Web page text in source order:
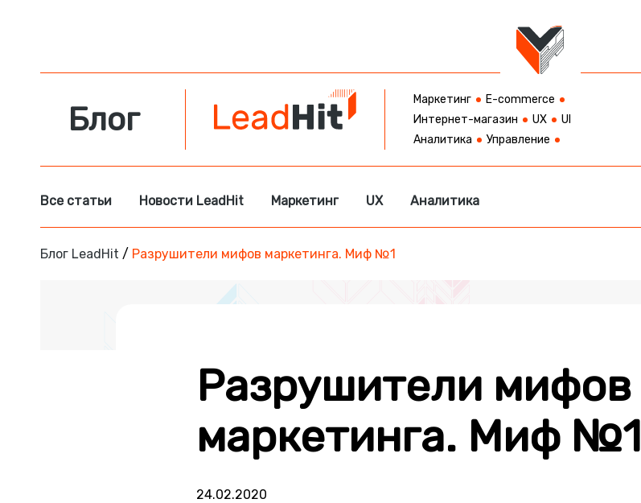
Блог
Маркетинг
E-commerce
Интернет-магазин
UX
UI
Аналитика
Управление
Все статьи Новости LeadHit Маркетинг UX Аналитика
Блог LeadHit / Разрушители мифов маркетинга. Миф №1
Разрушители мифов
маркетинга. Миф №1
24.02.2020